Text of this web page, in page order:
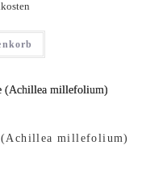
(Achillea millefolium)